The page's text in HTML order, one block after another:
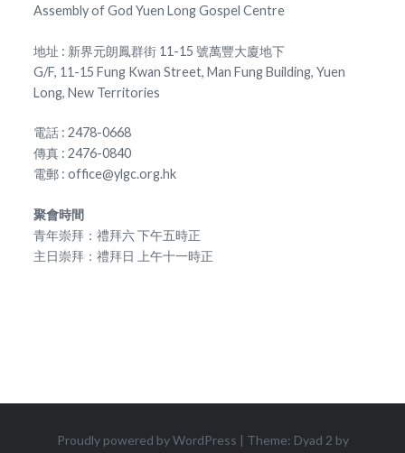
Assembly of God Yuen Long Gospel Centre
地址 : 新界元朗鳳群街 11-15 號萬豐大廈地下
G/F, 11-15 Fung Kwan Street, Man Fung Building, Yuen
Long, New Territories
電話 : 2478-0668
傳真 : 2476-0840
電郵 : office@ylgc.org.hk
聚會時間
青年崇拜：禮拜六 下午五時正
主日崇拜：禮拜日 上午十一時正
Proudly powered by WordPress | Theme: Dyad 2 by